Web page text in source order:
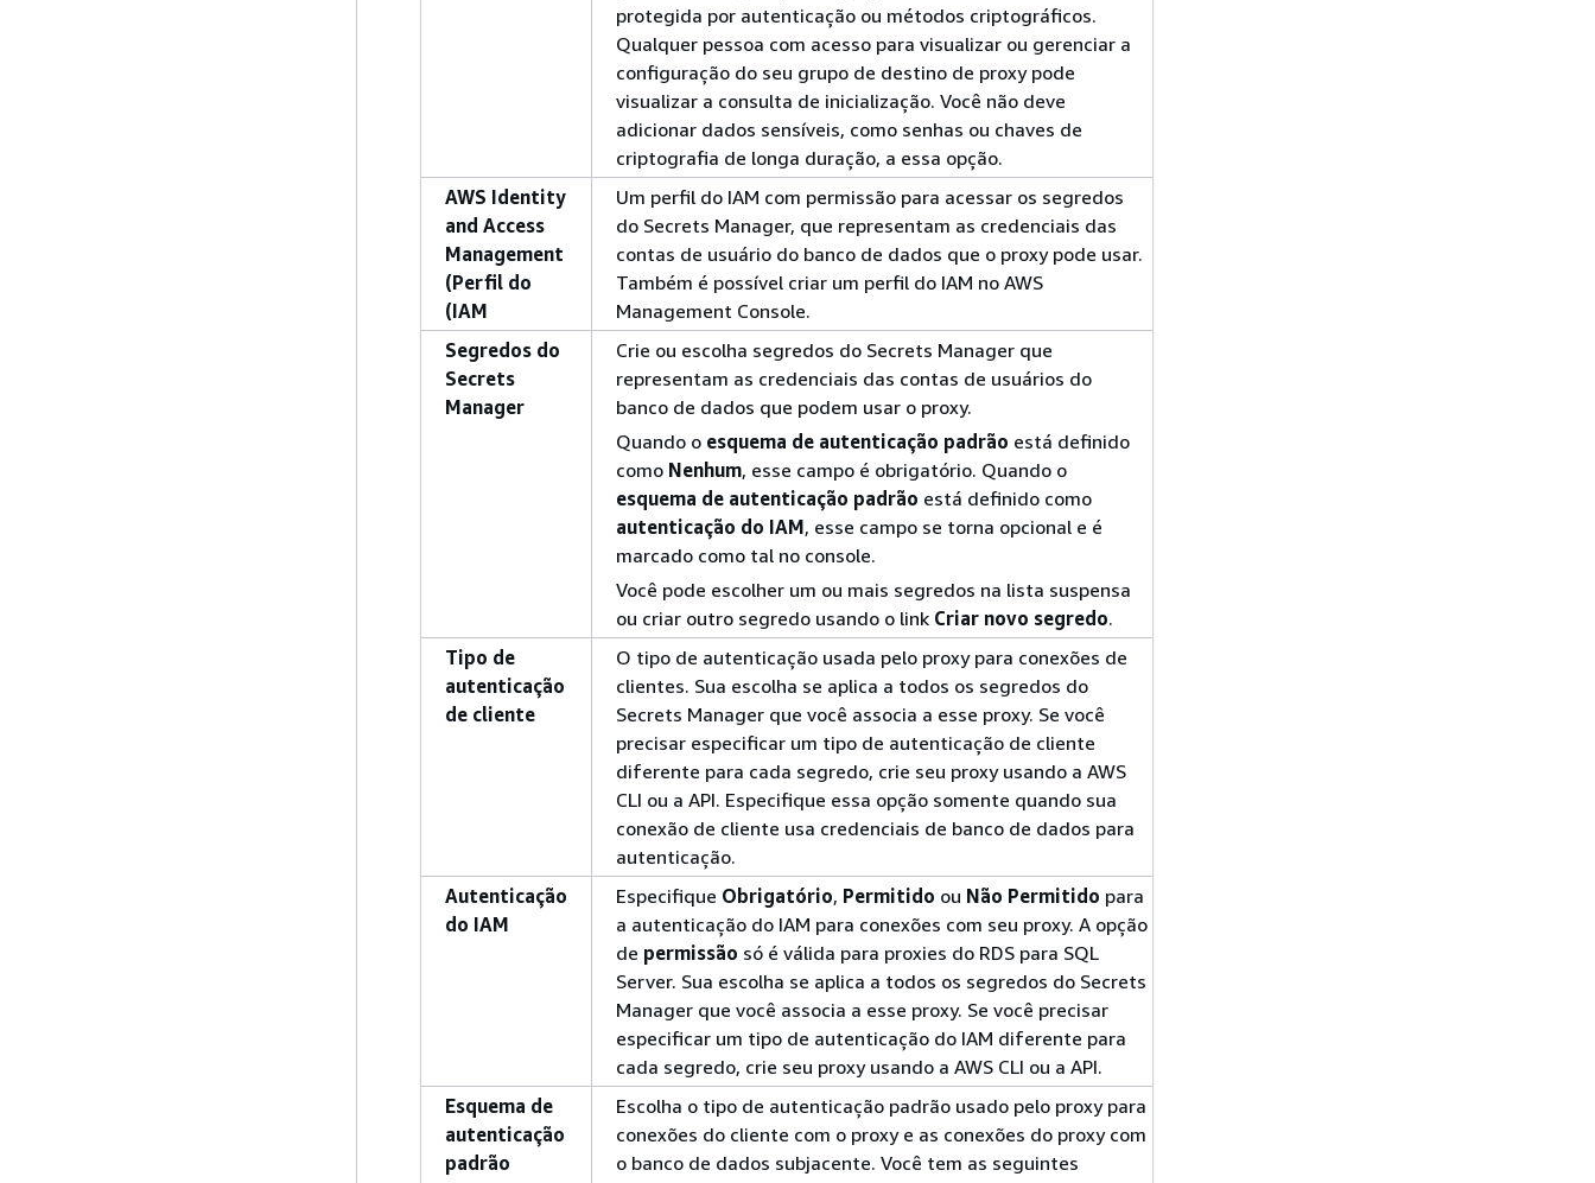
protegida por autenticação ou métodos criptográficos.
Qualquer pessoa com acesso para visualizar ou gerenciar a
configuração do seu grupo de destino de proxy pode
visualizar a consulta de inicialização. Você não deve
adicionar dados sensíveis, como senhas ou chaves de
criptografia de longa duração, a essa opção.
AWS Identity
and Access
Management
(Perfil do
(IAM
Um perfil do IAM com permissão para acessar os segredos
do Secrets Manager, que representam as credenciais das
contas de usuário do banco de dados que o proxy pode usar.
Também é possível criar um perfil do IAM no AWS
Management Console.
Segredos do
Secrets
Manager
Crie ou escolha segredos do Secrets Manager que
representam as credenciais das contas de usuários do
banco de dados que podem usar o proxy.
Quando o esquema de autenticação padrão está definido
como Nenhum, esse campo é obrigatório. Quando o
esquema de autenticação padrão está definido como
autenticação do IAM, esse campo se torna opcional e é
marcado como tal no console.
Você pode escolher um ou mais segredos na lista suspensa
ou criar outro segredo usando o link Criar novo segredo.
Tipo de
autenticação
de cliente
O tipo de autenticação usada pelo proxy para conexões de
clientes. Sua escolha se aplica a todos os segredos do
Secrets Manager que você associa a esse proxy. Se você
precisar especificar um tipo de autenticação de cliente
diferente para cada segredo, crie seu proxy usando a AWS
CLI ou a API. Especifique essa opção somente quando sua
conexão de cliente usa credenciais de banco de dados para
autenticação.
Autenticação
do IAM
Especifique Obrigatório, Permitido ou Não Permitido para
a autenticação do IAM para conexões com seu proxy. A opção
de permissão só é válida para proxies do RDS para SQL
Server. Sua escolha se aplica a todos os segredos do Secrets
Manager que você associa a esse proxy. Se você precisar
especificar um tipo de autenticação do IAM diferente para
cada segredo, crie seu proxy usando a AWS CLI ou a API.
Esquema de
autenticação
padrão
Escolha o tipo de autenticação padrão usado pelo proxy para
conexões do cliente com o proxy e as conexões do proxy com
o banco de dados subjacente. Você tem as seguintes